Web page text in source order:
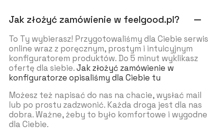
Jak złożyć zamówienie w feelgood.pl? remove
To Ty wybierasz! Przygotowaliśmy dla Ciebie serwis
online wraz z poręcznym, prostym i intuicyjnym
konfiguratorem produktów. Do 5 minut wyklikasz
ofertę dla siebie.Jak złożyć zamówienie w
konfiguratorze opisaliśmy dla Ciebie tu
Możesz też napisać do nas na chacie, wysłać mail
lub po prostu zadzwonić. Każda droga jest dla nas
dobra. Ważne, żeby to było komfortowe i wygodne
dla Ciebie.